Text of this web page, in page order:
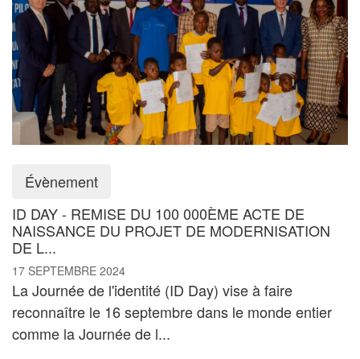
Évènement
ID DAY - REMISE DU 100 000ÈME ACTE DE
NAISSANCE DU PROJET DE MODERNISATION
DE L...
17 SEPTEMBRE 2024
La Journée de l'identité (ID Day) vise à faire
reconnaître le 16 septembre dans le monde entier
comme la Journée de l...